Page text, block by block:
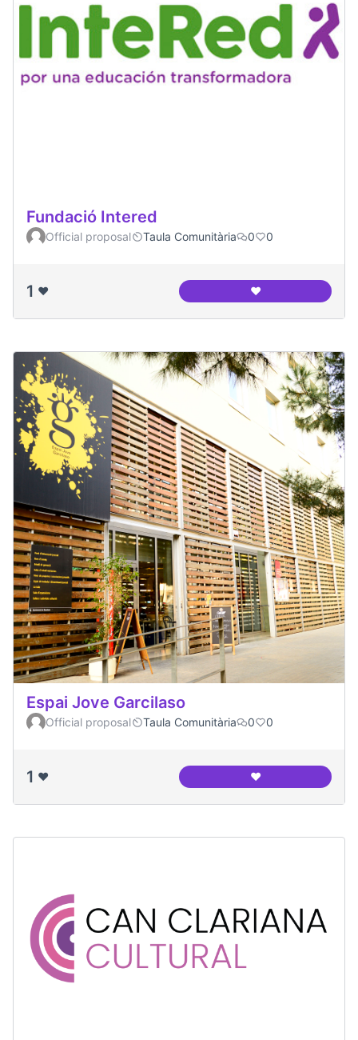
Fundació Intered
Official proposal Taula Comunitària 0 0
1 ❤️ ❤️Fundació Intered
Espai Jove Garcilaso
Official proposal Taula Comunitària 0 0
1 ❤️ ❤️Espai Jove